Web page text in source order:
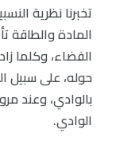
تخبرنا نظرية
المادة والطاقة
الفضاء، وكلما
حوله، على سبيل
بالوادي، وعند
الوادي.